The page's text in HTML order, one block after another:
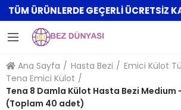
TÜM ÜRÜNLERDE GEÇERLİ ÜCRETSİZ
Ana Sayfa Hasta Bezi
Emici Külot
Tena Emici Külot
Tena 8 Damla Külot Hasta Bezi Medium
(Toplam 40 adet)